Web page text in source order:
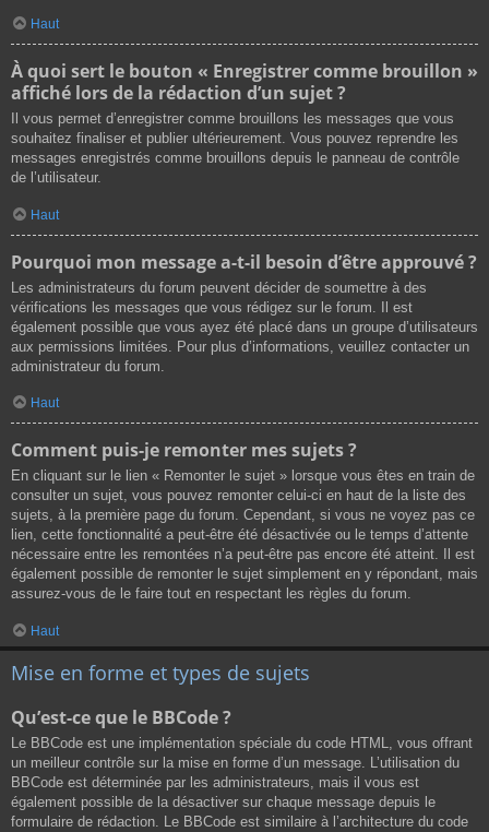
Haut
À quoi sert le bouton « Enregistrer comme brouillon »
affiché lors de la rédaction d’un sujet ?
Il vous permet d’enregistrer comme brouillons les messages que vous
souhaitez finaliser et publier ultérieurement. Vous pouvez reprendre les
messages enregistrés comme brouillons depuis le panneau de contrôle
de l’utilisateur.
Haut
Pourquoi mon message a-t-il besoin d’être approuvé ?
Les administrateurs du forum peuvent décider de soumettre à des
vérifications les messages que vous rédigez sur le forum. Il est
également possible que vous ayez été placé dans un groupe d’utilisateurs
aux permissions limitées. Pour plus d’informations, veuillez contacter un
administrateur du forum.
Haut
Comment puis-je remonter mes sujets ?
En cliquant sur le lien « Remonter le sujet » lorsque vous êtes en train de
consulter un sujet, vous pouvez remonter celui-ci en haut de la liste des
sujets, à la première page du forum. Cependant, si vous ne voyez pas ce
lien, cette fonctionnalité a peut-être été désactivée ou le temps d’attente
nécessaire entre les remontées n’a peut-être pas encore été atteint. Il est
également possible de remonter le sujet simplement en y répondant, mais
assurez-vous de le faire tout en respectant les règles du forum.
Haut
Mise en forme et types de sujets
Qu’est-ce que le BBCode ?
Le BBCode est une implémentation spéciale du code HTML, vous offrant
un meilleur contrôle sur la mise en forme d’un message. L’utilisation du
BBCode est déterminée par les administrateurs, mais il vous est
également possible de la désactiver sur chaque message depuis le
formulaire de rédaction. Le BBCode est similaire à l’architecture du code